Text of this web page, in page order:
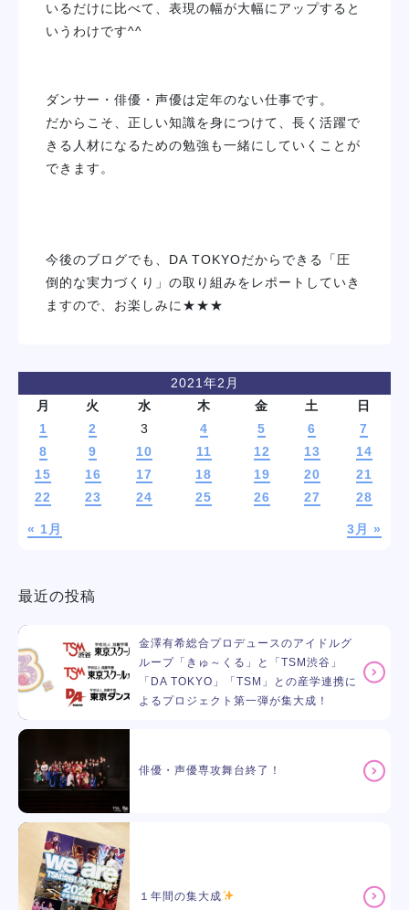
いるだけに比べて、表現の幅が大幅にアップすると
いうわけです^^
ダンサー・俳優・声優は定年のない仕事です。
だからこそ、正しい知識を身につけて、長く活躍で
きる人材になるための勉強も一緒にしていくことが
できます。
今後のブログでも、DA TOKYOだからできる「圧
倒的な実力づくり」の取り組みをレポートしていき
ますので、お楽しみに★★★
2021年2月
月
火 水 木 金 土 日
« 1月 3月 »
1 2 3 4 5 6
7
8
9 10 11 12 13
14
15
16 17 18 19 20
21
22
23 24 25 26 27 28
最近の投稿
金澤有希総合プロデュースのアイドルグ
ループ「きゅ～くる」と「TSM渋谷」
「DA TOKYO」「TSM」との産学連携に
よるプロジェクト第一弾が集大成！
俳優・声優専攻舞台終了！
１年間の集大成